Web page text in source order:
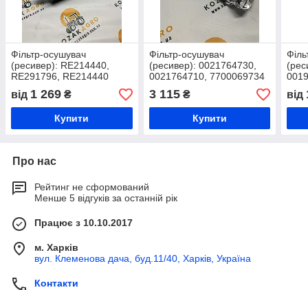
Фільтр-осушувач
(ресивер): RE214440,
RE291796, RE214440
John Deere
від 1 269 ₴
Купити
Фільтр-осушувач
(ресивер): 0021764730,
0021764710, 7700069734
Claas
3 115₴
Купити
від
Про нас
Рейтинг не сформований
Менше 5 відгуків за останній рік
Працює з 10.10.2017
м. Харків
вул. Клеменова дача, буд.11/40, Харків, Україна
Контакти